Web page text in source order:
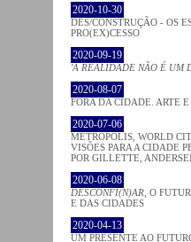
2020-10-30
DES/CONSTRUÇÃO - OS
PRO(EX)CESSO
2020-09-19
'A REALIDADE NÃO É UM
2020-08-07
FORA DA CIDADE. ARTE
2020-07-06
METROPOLIS, WORLD
VISÕES PARA A CIDADE
POR GILLETTE,
2020-06-08
DESCONFI(N)AR , O
E DAS CIDADES
2020-04-13
UM PRESENTE AO